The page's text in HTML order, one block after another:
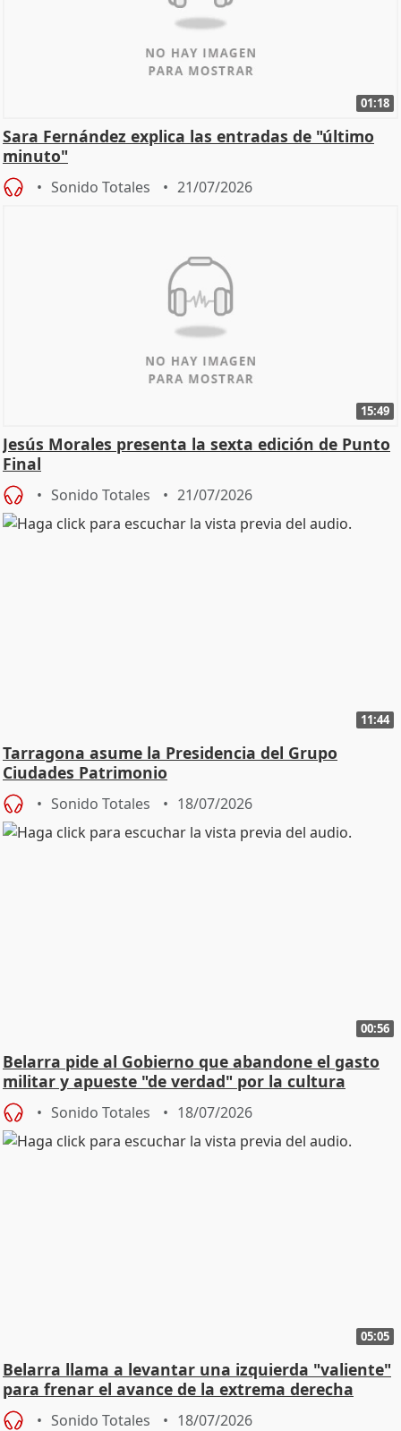
01:18
Sara Fernández explica las entradas de "último
minuto"
Sonido Totales 21/07/2026
15:49
Jesús Morales presenta la sexta edición de Punto
Final
Sonido Totales 21/07/2026
11:44
Tarragona asume la Presidencia del Grupo
Ciudades Patrimonio
Sonido Totales 18/07/2026
00:56
Belarra pide al Gobierno que abandone el gasto
militar y apueste "de verdad" por la cultura
Sonido Totales 18/07/2026
05:05
Belarra llama a levantar una izquierda "valiente"
para frenar el avance de la extrema derecha
Sonido Totales 18/07/2026